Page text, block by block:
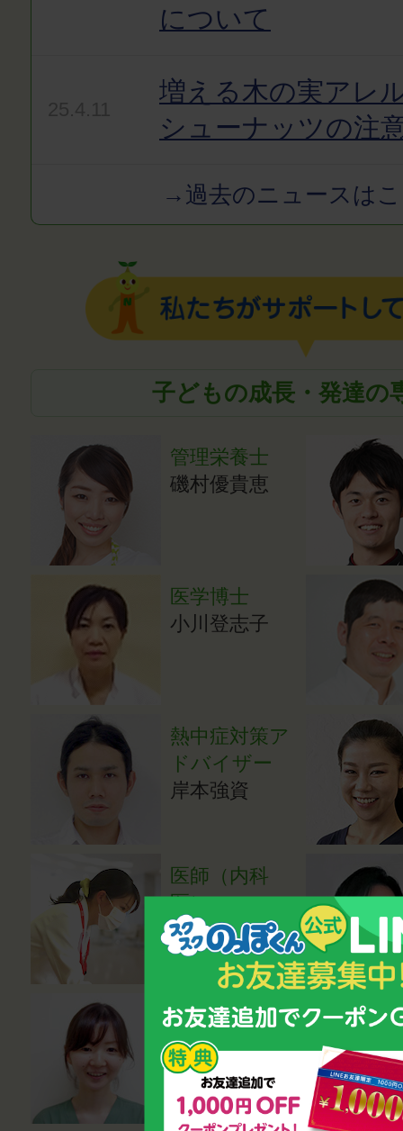
について
増える木の実アレ
シューナッツの注
→過去のニュースは
子どもの成長・発達の
管理栄養士
磯村優貴恵
医学博士
小川登志子
熱中症対策ア
ドバイザー
岸本強資
医師（内科
医）
成田亜希子
医師（小児科
医）
湯田貴江